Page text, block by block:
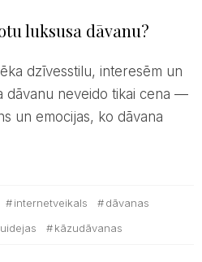
luksusa dāvanu?
dāvanu neveido tikai cena —
un emocijas, ko dāvana
internetveikals
dāvanas
kāzudāvanas